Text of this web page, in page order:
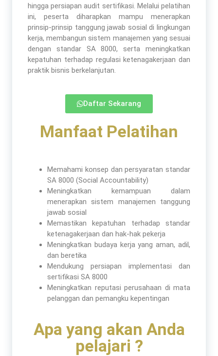
hingga persiapan audit sertifikasi. Melalui pelatihan
ini, peserta diharapkan mampu menerapkan
prinsip-prinsip tanggung jawab sosial di lingkungan
kerja, membangun sistem manajemen yang sesuai
dengan standar SA 8000, serta meningkatkan
kepatuhan terhadap regulasi ketenagakerjaan dan
praktik bisnis berkelanjutan.
Daftar Sekarang
Manfaat Pelatihan​
Memahami konsep dan persyaratan standar
SA 8000 (Social Accountability)
Meningkatkan kemampuan dalam
menerapkan sistem manajemen tanggung
jawab sosial
Memastikan kepatuhan terhadap standar
ketenagakerjaan dan hak-hak pekerja
Meningkatkan budaya kerja yang aman, adil,
dan beretika
Mendukung persiapan implementasi dan
sertifikasi SA 8000
Meningkatkan reputasi perusahaan di mata
pelanggan dan pemangku kepentingan
Apa yang akan Anda
pelajari ?